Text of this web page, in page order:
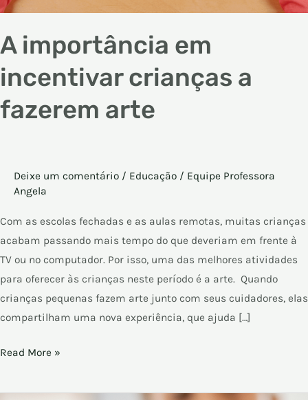
A importância em
incentivar crianças a
fazerem arte
Deixe um comentário / Educação / Equipe Professora
Angela
Com as escolas fechadas e as aulas remotas, muitas crianças
acabam passando mais tempo do que deveriam em frente à
TV ou no computador. Por isso, uma das melhores atividades
para oferecer às crianças neste período é a arte. Quando
crianças pequenas fazem arte junto com seus cuidadores, elas
compartilham uma nova experiência, que ajuda […]
Read More »